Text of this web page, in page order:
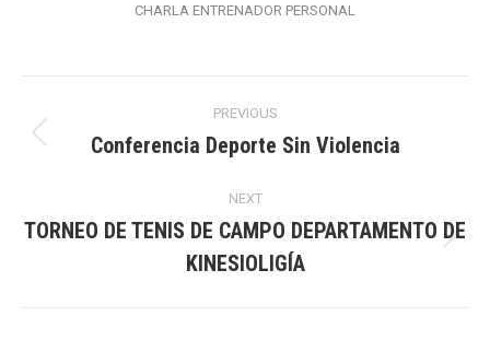
CHARLA ENTRENADOR PERSONAL
navigation
PREVIOUS
Previous
Conferencia Deporte Sin Violencia
NEXT
post:
TORNEO DE TENIS DE CAMPO DEPARTAMENTO DE
KINESIOLIGÍA